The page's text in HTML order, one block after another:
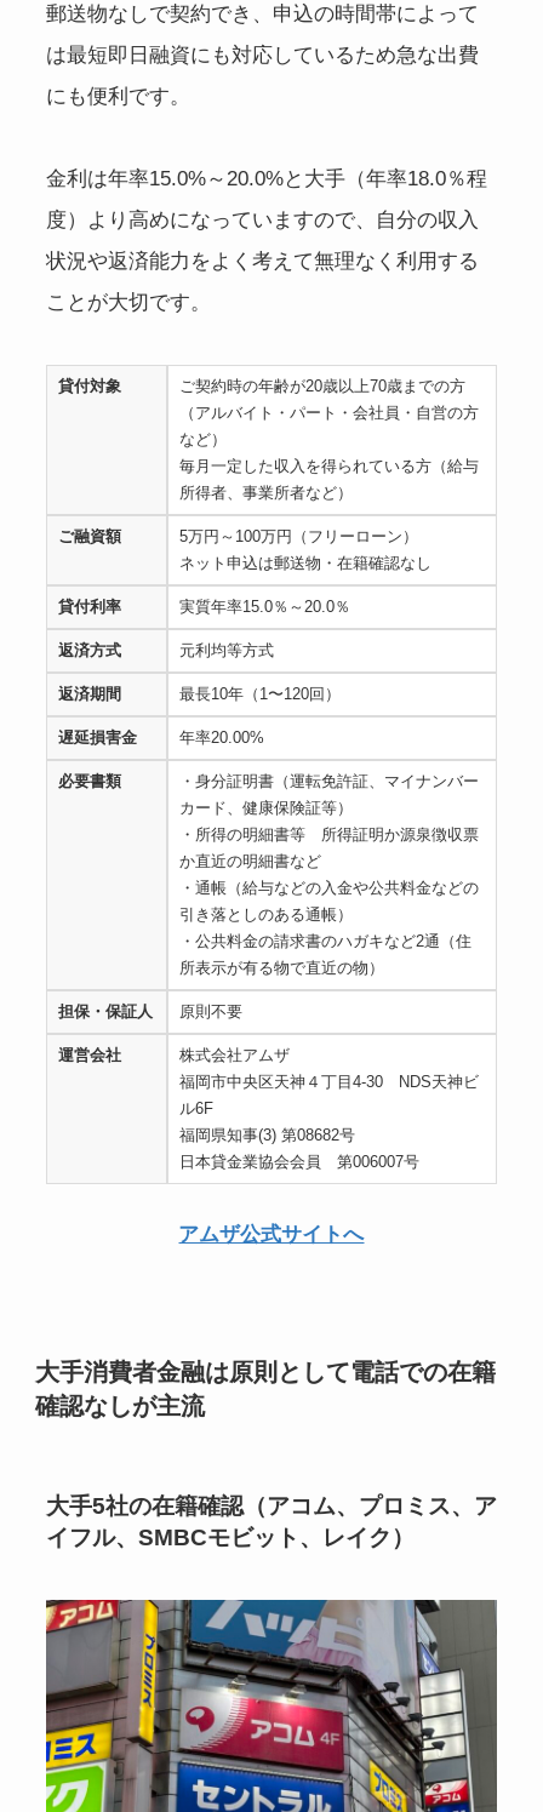
郵送物なしで契約でき、申込の時間帯によって
は最短即日融資にも対応しているため急な出費
にも便利です。
金利は年率15.0%～20.0%と大手（年率18.0％程
度）より高めになっていますので、自分の収入
状況や返済能力をよく考えて無理なく利用する
ことが大切です。
貸付対象
ご契約時の年齢が20歳以上70歳までの方
（アルバイト・パート・会社員・自営の方
など）
毎月一定した収入を得られている方（給与
所得者、事業所者など）
ご融資額
5万円～100万円（フリーローン）
ネット申込は郵送物・在籍確認なし
貸付利率 実質年率15.0％～20.0％
返済方式 元利均等方式
返済期間 最長10年（1〜120回）
遅延損害金 年率20.00%
必要書類
・身分証明書（運転免許証、マイナンバー
カード、健康保険証等）
・所得の明細書等 所得証明か源泉徴収票
か直近の明細書など
・通帳（給与などの入金や公共料金などの
引き落としのある通帳）
・公共料金の請求書のハガキなど2通（住
所表示が有る物で直近の物）
担保・保証人 原則不要
運営会社
株式会社アムザ
福岡市中央区天神４丁目4-30 NDS天神ビ
ル6F
福岡県知事(3) 第08682号
日本貸金業協会会員 第006007号
アムザ公式サイトへ
大手消費者金融は原則として電話での在籍
確認なしが主流
大手5社の在籍確認（アコム、プロミス、ア
イフル、SMBCモビット、レイク）